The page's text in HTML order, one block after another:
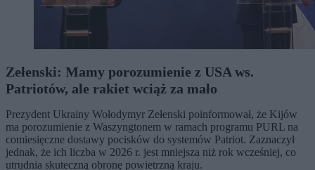
Zełenski: Mamy porozumienie z USA ws.
Patriotów, ale rakiet wciąż za mało
Prezydent Ukrainy Wołodymyr Zełenski poinformował, że Kijów
ma porozumienie z Waszyngtonem w ramach programu PURL na
comiesięczne dostawy pocisków do systemów Patriot. Zaznaczył
jednak, że ich liczba w 2026 r. jest mniejsza niż rok wcześniej, co
utrudnia skuteczną obronę powietrzną kraju.